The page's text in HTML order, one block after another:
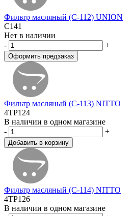
Фильтр масляный (C-112) UNION
C141
Нет в наличии
-
+
Фильтр масляный (C-113) NITTO
4TP124
В наличии в одном магазине
-
+
Фильтр масляный (C-114) NITTO
4TP126
В наличии в одном магазине